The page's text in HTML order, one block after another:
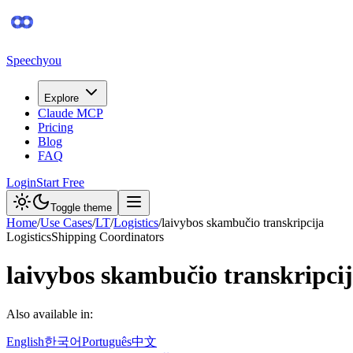
Speechyou
Explore
Claude MCP
Pricing
Blog
FAQ
LoginStart Free
Toggle theme
Home/Use Cases/LT/Logistics/laivybos skambučio transkripcija
LogisticsShipping Coordinators
laivybos skambučio
Also available in:
English한국어Português中文